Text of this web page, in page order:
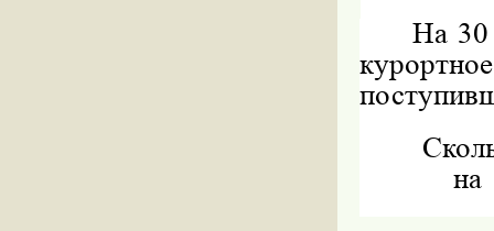
На 30
на